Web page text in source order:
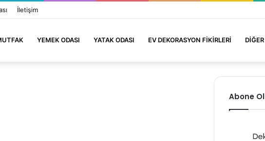
İletişim
YEMEK ODASI YATAK ODASI EV DEKORASYON FIKIRLERI DIĞER
Abone Ol